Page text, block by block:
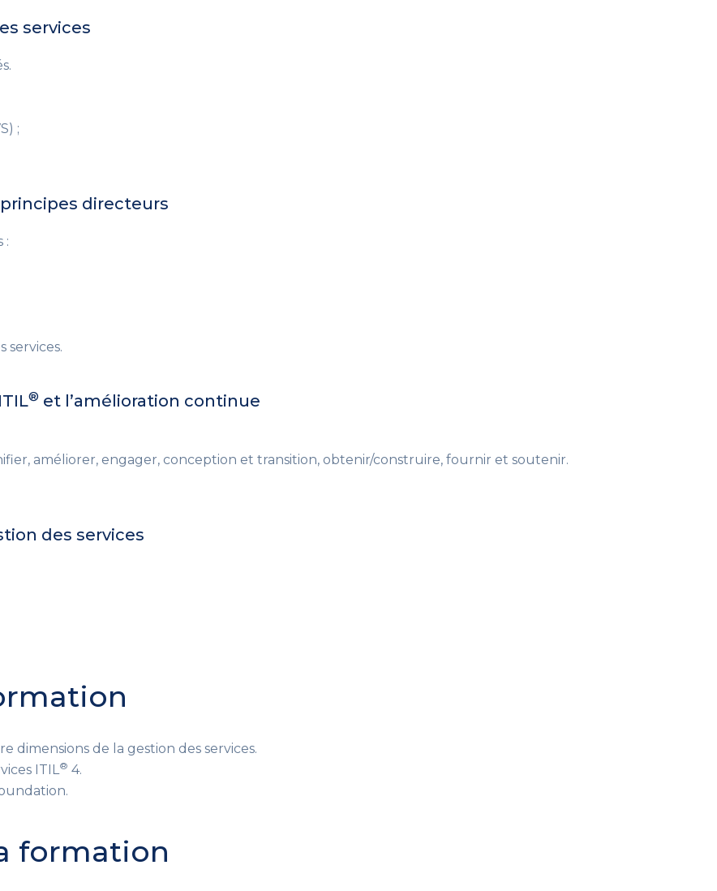
services
;
directeurs
:
services.
® et l’amélioration continue
améliorer, engager, conception et transition, obtenir/construire, fournir et soutenir.
des services
dimensions de la gestion des services.
ITIL® 4.
formation